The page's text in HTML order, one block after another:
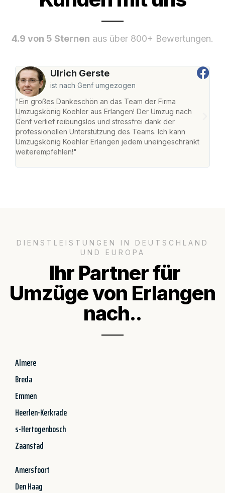
4.9 von 5 Sternen aus über 800+ Bewertungen.
Ulrich Gerste
ist nach Genf umgezogen
"Ein großes Dankeschön an das Team der Firma
Umzugskönig Koehler aus Erlangen! Der Umzug nach
Genf verlief reibungslos und stressfrei dank der
professionellen Unterstützung des Teams. Ich kann
Umzugskönig Koehler Erlangen jedem uneingeschränkt
weiterempfehlen!"
DIENSTLEISTUNGEN IN DEUTSCHLAND
UND EUROPA
Ihr Partner für
Umzüge von Erlangen
nach..
Almere
Breda
Emmen
Heerlen-Kerkrade
s-Hertogenbosch
Zaanstad
Amersfoort
Den Haag